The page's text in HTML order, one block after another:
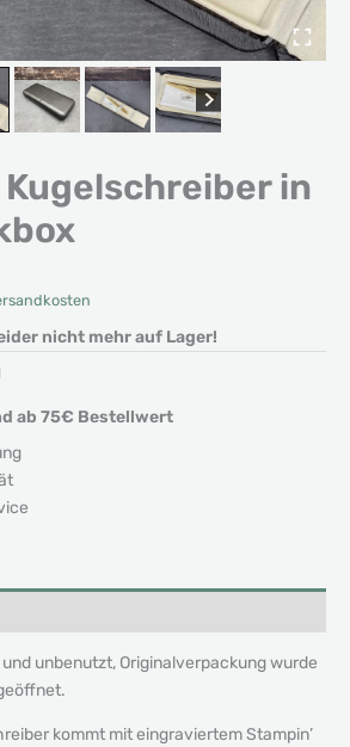
in
nicht mehr auf Lager!
ab 75€ Bestellwert
unbenutzt, Originalverpackung wurde
kommt mit eingraviertem Stampin’